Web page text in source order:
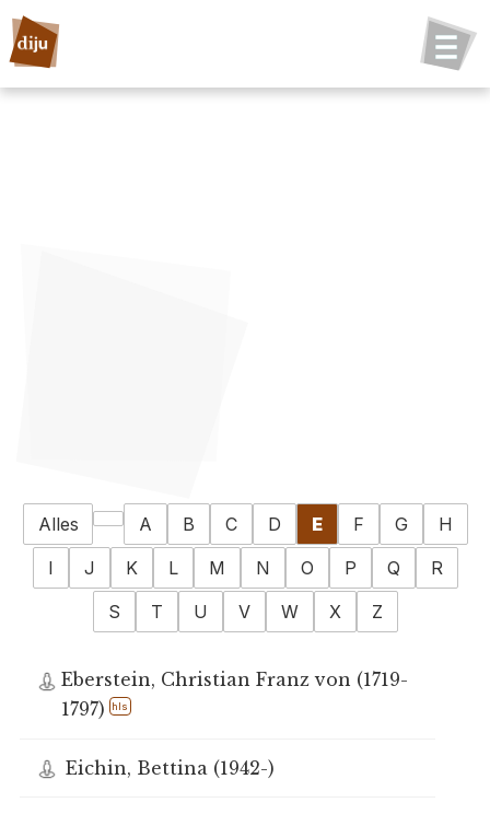
Alles A B C D E F G
H
I
J K L M N O P Q
R
S
T U V W X Z
Eberstein, Christian Franz von (1719-
1797)
hls
Eichin, Bettina (1942-)